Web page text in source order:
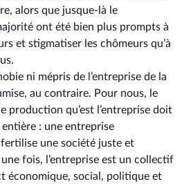
alors que jusque-là le
ont été bien plus prompts à
et stigmatiser les chômeurs qu’à
ni mépris de l’entreprise de la
au contraire. Pour nous, le
production qu’est l’entreprise doit
: une entreprise
une société juste et
fois, l’entreprise est un collectif
économique, social, politique et